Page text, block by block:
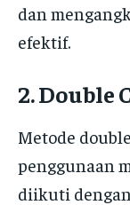
dan
efektif.
2. Double
Metode
penggunaan
diikuti